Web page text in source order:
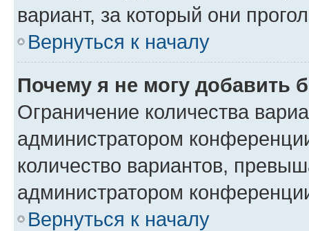
вариант, за который они
Вернуться к началу
Почему я не могу добавить
Ограничение количества
администратором
количество вариантов,
администратором
Вернуться к началу